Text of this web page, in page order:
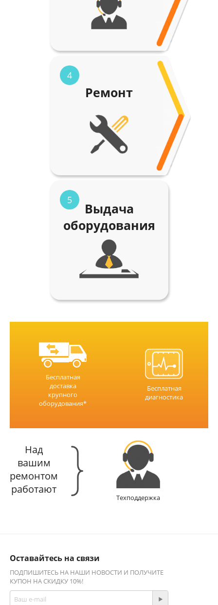
4
Ремонт
5
Выдача
оборудования
Бесплатная
доставка
крупного
оборудования*
Бесплатная
диагностика
Над
вашим
ремонтом
работают
Техподдержка
Оставайтесь на связи
ПОДПИШИТЕСЬ НА НАШИ НОВОСТИ И ПОЛУЧИТЕ
КУПОН НА СКИДКУ 10%!